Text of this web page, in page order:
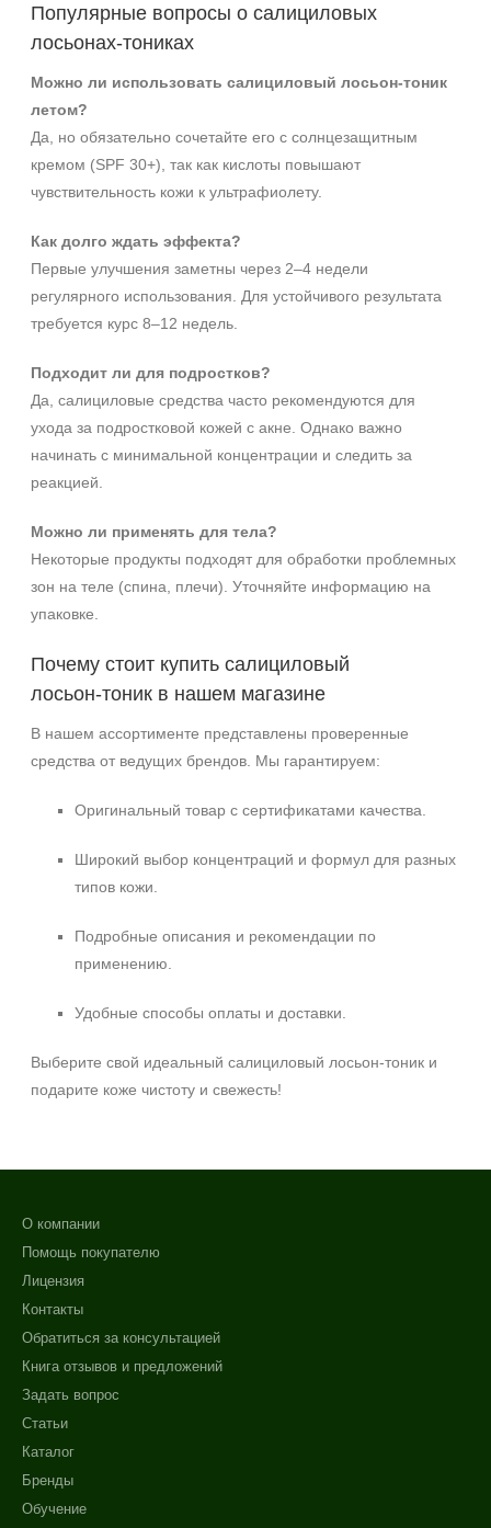
Популярные вопросы о салициловых
лосьонах‑тониках
Можно ли использовать салициловый лосьон‑тоник
летом?
Да, но обязательно сочетайте его с солнцезащитным
кремом (SPF 30+), так как кислоты повышают
чувствительность кожи к ультрафиолету.
Как долго ждать эффекта?
Первые улучшения заметны через 2–4 недели
регулярного использования. Для устойчивого результата
требуется курс 8–12 недель.
Подходит ли для подростков?
Да, салициловые средства часто рекомендуются для
ухода за подростковой кожей с акне. Однако важно
начинать с минимальной концентрации и следить за
реакцией.
Можно ли применять для тела?
Некоторые продукты подходят для обработки проблемных
зон на теле (спина, плечи). Уточняйте информацию на
упаковке.
Почему стоит купить салициловый
лосьон‑тоник в нашем магазине
В нашем ассортименте представлены проверенные
средства от ведущих брендов. Мы гарантируем:
Оригинальный товар с сертификатами качества.
Широкий выбор концентраций и формул для разных
типов кожи.
Подробные описания и рекомендации по
применению.
Удобные способы оплаты и доставки.
Выберите свой идеальный салициловый лосьон‑тоник и
подарите коже чистоту и свежесть!
О компании
Помощь покупателю
Лицензия
Контакты
Обратиться за консультацией
Книга отзывов и предложений
Задать вопрос
Статьи
Каталог
Бренды
Обучение